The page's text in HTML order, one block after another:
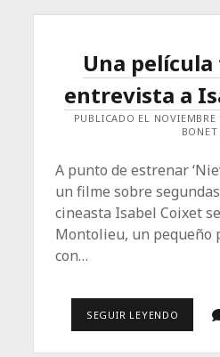
LOS
Una
entrevista a
PUBLICADO EL
BONET
A punto de estrenar
un filme sobre
cineasta Isabel Coixet
Montolieu, un pequeño
con…
SEGUIR LEYENDO